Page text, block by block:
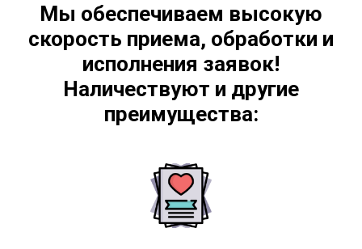
Мы обеспечиваем высокую
скорость приема, обработки и
исполнения заявок!
Наличествуют и другие
преимущества: